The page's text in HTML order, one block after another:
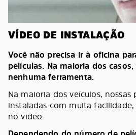
VÍDEO DE INSTALAÇÃO
Você não precisa ir à oficina
películas. Na maioria dos
nenhuma ferramenta.
Na maioria dos veículos, nossas
instaladas com muita
no vídeo.